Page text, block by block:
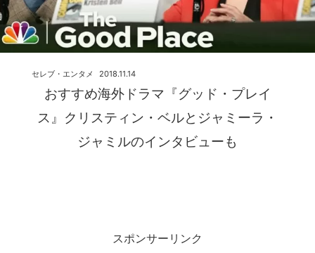
おすすめ海外ドラマ『グッド・プレイ
ス』クリスティン・ベルとジャミーラ・
ジャミルのインタビューも
2018.11.14
セレブ・エンタメ
スポンサーリンク